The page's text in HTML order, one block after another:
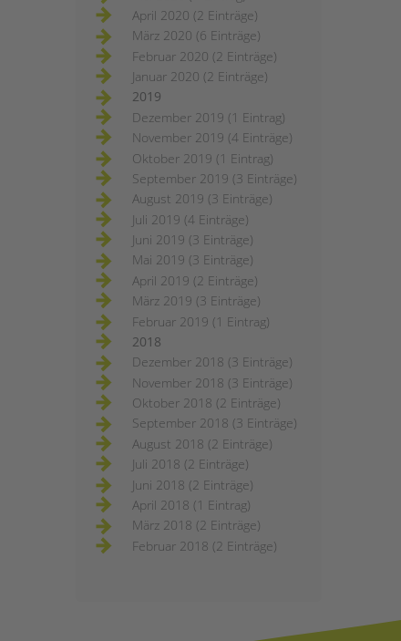
April 2020 (2 Einträge)
März 2020 (6 Einträge)
Februar 2020 (2 Einträge)
Januar 2020 (2 Einträge)
2019
Dezember 2019 (1 Eintrag)
November 2019 (4 Einträge)
Oktober 2019 (1 Eintrag)
September 2019 (3 Einträge)
August 2019 (3 Einträge)
Juli 2019 (4 Einträge)
Juni 2019 (3 Einträge)
Mai 2019 (3 Einträge)
April 2019 (2 Einträge)
März 2019 (3 Einträge)
Februar 2019 (1 Eintrag)
2018
Dezember 2018 (3 Einträge)
November 2018 (3 Einträge)
Oktober 2018 (2 Einträge)
September 2018 (3 Einträge)
August 2018 (2 Einträge)
Juli 2018 (2 Einträge)
Juni 2018 (2 Einträge)
April 2018 (1 Eintrag)
März 2018 (2 Einträge)
Februar 2018 (2 Einträge)